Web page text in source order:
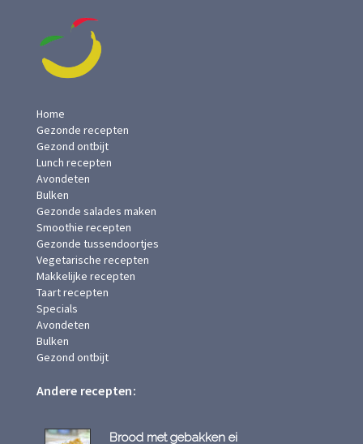
Home
Gezonde recepten
Gezond ontbijt
Lunch recepten
Avondeten
Bulken
Gezonde salades maken
Smoothie recepten
Gezonde tussendoortjes
Vegetarische recepten
Makkelijke recepten
Taart recepten
Specials
Avondeten
Bulken
Gezond ontbijt
Andere recepten:
Brood met gebakken ei